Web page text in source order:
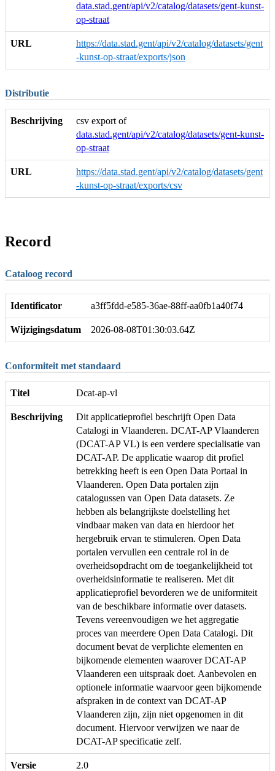
data.stad.gent/api/v2/catalog/datasets/gent-kunst-
op-straat
URL
https://data.stad.gent/api/v2/catalog/datasets/gent
-kunst-op-straat/exports/json
Distributie
Beschrijving
csv export of
data.stad.gent/api/v2/catalog/datasets/gent-kunst-
op-straat
URL
https://data.stad.gent/api/v2/catalog/datasets/gent
-kunst-op-straat/exports/csv
Record
Cataloog record
Identificator a3ff5fdd-e585-36ae-88ff-aa0fb1a40f74
Wijzigingsdatum 2026-08-08T01:30:03.64Z
Conformiteit met standaard
Titel Dcat-ap-vl
Beschrijving
Dit applicatieprofiel beschrijft Open Data
Catalogi in Vlaanderen. DCAT-AP Vlaanderen
(DCAT-AP VL) is een verdere specialisatie van
DCAT-AP. De applicatie waarop dit profiel
betrekking heeft is een Open Data Portaal in
Vlaanderen. Open Data portalen zijn
catalogussen van Open Data datasets. Ze
hebben als belangrijkste doelstelling het
vindbaar maken van data en hierdoor het
hergebruik ervan te stimuleren. Open Data
portalen vervullen een centrale rol in de
overheidsopdracht om de toegankelijkheid tot
overheidsinformatie te realiseren. Met dit
applicatieprofiel bevorderen we de uniformiteit
van de beschikbare informatie over datasets.
Tevens vereenvoudigen we het aggregatie
proces van meerdere Open Data Catalogi. Dit
document bevat de verplichte elementen en
bijkomende elementen waarover DCAT-AP
Vlaanderen een uitspraak doet. Aanbevolen en
optionele informatie waarvoor geen bijkomende
afspraken in de context van DCAT-AP
Vlaanderen zijn, zijn niet opgenomen in dit
document. Hiervoor verwijzen we naar de
DCAT-AP specificatie zelf.
Versie 2.0